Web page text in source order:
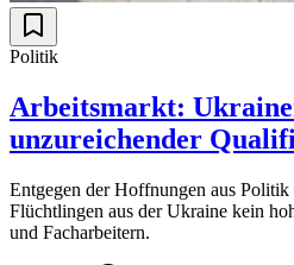
Politik
Arbeitsmarkt:
unzureichender
Entgegen der Hoffnungen aus
Flüchtlingen aus der Ukraine kein
und Facharbeitern.